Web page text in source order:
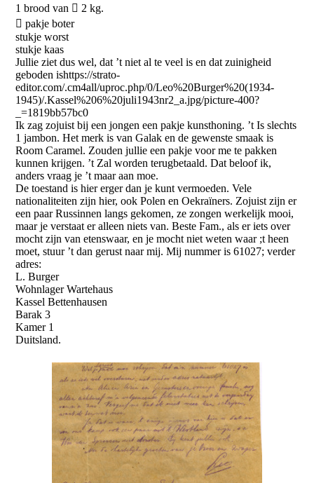
1 brood van  2 kg.
 pakje boter
stukje worst
stukje kaas
Jullie ziet dus wel, dat ’t niet al te veel is en dat zuinigheid
geboden ishttps://strato-
editor.com/.cm4all/uproc.php/0/Leo%20Burger%20(1934-
1945)/.Kassel%206%20juli1943nr2_a.jpg/picture-400?
_=1819bb57bc0
Ik zag zojuist bij een jongen een pakje kunsthoning. ’t Is slechts
1 jambon. Het merk is van Galak en de gewenste smaak is
Room Caramel. Zouden jullie een pakje voor me te pakken
kunnen krijgen. ’t Zal worden terugbetaald. Dat beloof ik,
anders vraag je ’t maar aan moe.
De toestand is hier erger dan je kunt vermoeden. Vele
nationaliteiten zijn hier, ook Polen en Oekraïners. Zojuist zijn er
een paar Russinnen langs gekomen, ze zongen werkelijk mooi,
maar je verstaat er alleen niets van. Beste Fam., als er iets over
mocht zijn van etenswaar, en je mocht niet weten waar ;t heen
moet, stuur ’t dan gerust naar mij. Mij nummer is 61027; verder
adres:
L. Burger
Wohnlager Wartehaus
Kassel Bettenhausen
Barak 3
Kamer 1
Duitsland.